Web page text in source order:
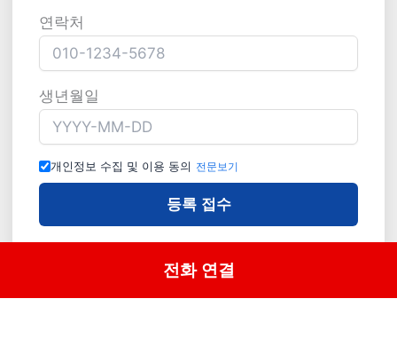
연락처
생년월일
개인정보 수집 및 이용 동의 전문보기
등록 접수
전화 연결